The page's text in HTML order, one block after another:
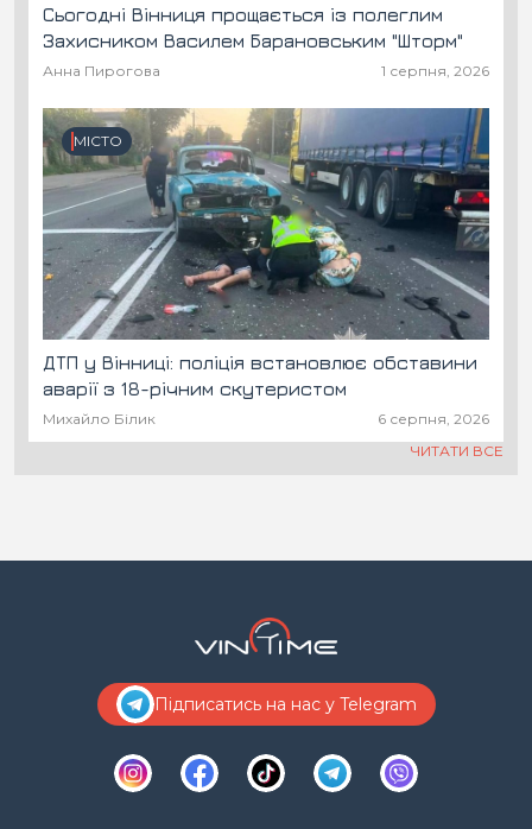
Сьогодні Вінниця прощається із полеглим
Захисником Василем Барановським "Шторм"
Анна Пирогова 1 серпня, 2026
МІСТО
ДТП у Вінниці: поліція встановлює обставини
аварії з 18-річним скутеристом
Михайло Білик
6 серпня, 2026
ЧИТАТИ ВСЕ
Підписатись на нас у Telegram